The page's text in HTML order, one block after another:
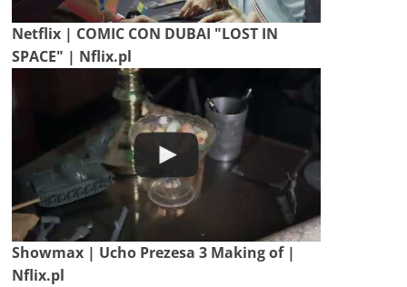
Netflix | COMIC CON DUBAI "LOST IN
SPACE" | Nflix.pl
Showmax | Ucho Prezesa 3 Making of |
Nflix.pl